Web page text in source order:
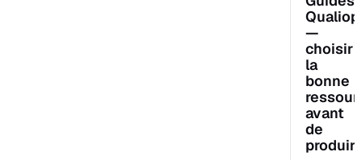
—
choisir
la
bonne
avant
de